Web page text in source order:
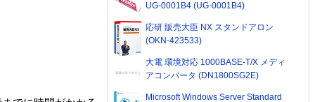
UG-0001B4 (UG-0001B4)
応研 販売大臣 NX スタンドアロン
(OKN-423533)
大電 環境対応 1000BASE-T/X メディ
アコンバータ (DN1800SG2E)
Microsoft Windows Server Standard